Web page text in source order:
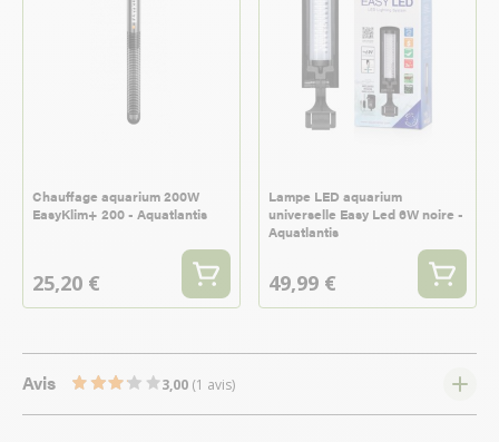
Chauffage aquarium 200W
EasyKlim+ 200 - Aquatlantis
25,20 €
Lampe LED aquarium
universelle Easy Led 6W noire -
Aquatlantis
49,99 €
Avis 3,00 (1 avis)